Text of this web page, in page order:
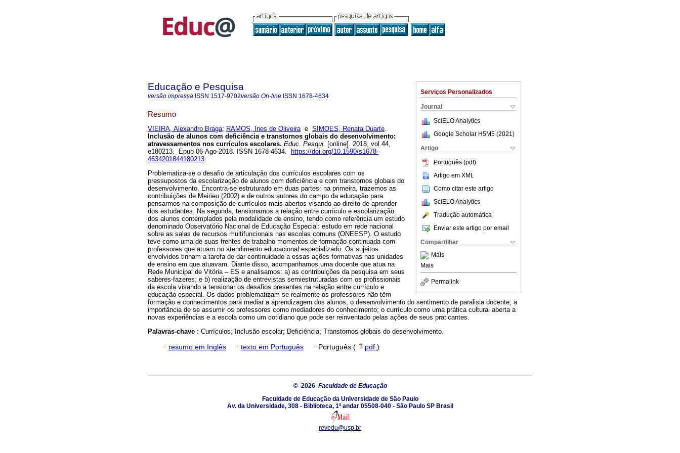
Serviços Personalizados
Journal
SciELO Analytics
Google Scholar H5M5 (2021 )
Artigo
Português (pdf)
Artigo em XML
Como citar este artigo
SciELO Analytics
Tradução automática
Enviar este artigo por email
Compartilhar
Mais
Mais
Permalink
Educação e Pesquisa
versão impressa ISSN 1517-9702versão On-line ISSN 1678-4634
Resumo
VIEIRA, Alexandro Braga; RAMOS, Ines de Oliveirae SIMOES, Renata Duarte.
Inclusão de alunos com deficiência e transtornos globais do desenvolvimento:
atravessamentos nos currículos escolares. Educ. Pesqui. [online]. 2018, vol.44,
e180213. Epub 06-Ago-2018. ISSN 1678-4634.
https://doi.org/10.1590/s1678-
4634201844180213.
Problematiza-se o desafio de articulação dos currículos escolares com os
pressupostos da escolarização de alunos com deficiência e com transtornos globais do
desenvolvimento. Encontra-se estruturado em duas partes: na primeira, trazemos as
contribuições de Meirieu (2002) e de outros autores do campo da educação para
pensarmos na composição de currículos mais abertos visando ao direito de aprender
dos estudantes. Na segunda, tensionamos a relação entre currículo e escolarização
dos alunos contemplados pela modalidade de ensino, tendo como referência um estudo
denominado Observatório Nacional de Educação Especial: estudo em rede nacional
sobre as salas de recursos multifuncionais nas escolas comuns (ONEESP). O estudo
teve como uma de suas frentes de trabalho momentos de formação continuada com
professores que atuam no atendimento educacional especializado. Os sujeitos
envolvidos tinham a tarefa de dar continuidade a essas ações formativas nas unidades
de ensino em que atuavam. Diante disso, acompanhamos uma docente que atua na
Rede Municipal de Vitória – ES e analisamos: a) as contribuições da pesquisa em seus
saberes-fazeres; e b) realização de entrevistas semiestruturadas com os profissionais
da escola visando a tensionar os desafios presentes na relação entre currículo e
educação especial. Os dados problematizam se realmente os professores não têm
formação e conhecimentos para mediar a aprendizagem dos alunos; o desenvolvimento do sentimento de paralisia docente; a
importância de se assumir os professores como mediadores do conhecimento; o currículo como uma prática cultural aberta a
novas experiências e a escola como um cotidiano que pode ser reinventado pelas ações de seus praticantes.
Palavras-chave : Currículos; Inclusão escolar; Deficiência; Transtornos globais do desenvolvimento.
· resumo em Inglês · texto em Português · Português ( pdf )
© 2026 Faculdade de Educação
Faculdade de Educação da Universidade de São Paulo
Av. da Universidade, 308 - Biblioteca, 1º andar 05508-040 - São Paulo SP Brasil
revedu@usp.br